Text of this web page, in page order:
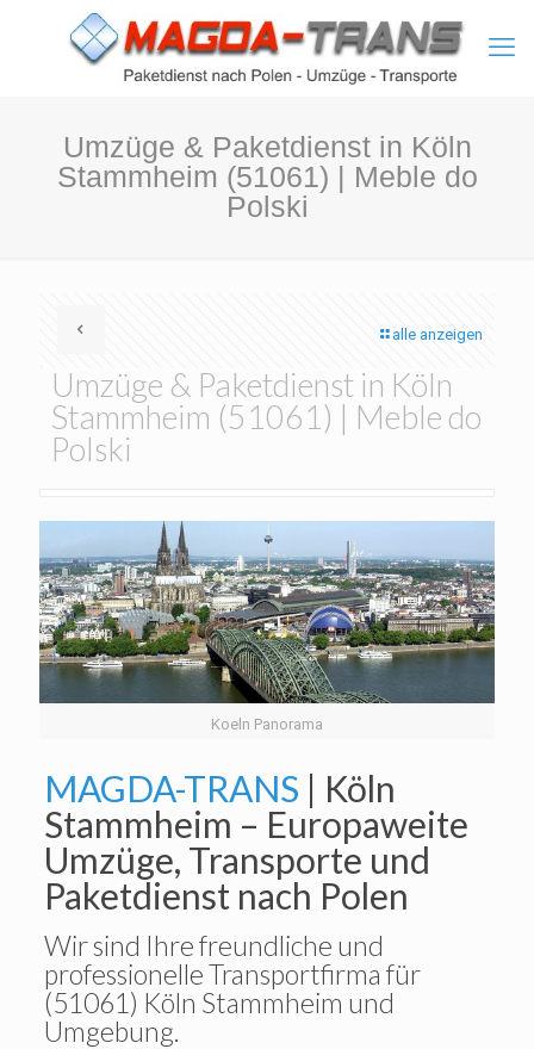
Umzüge & Paketdienst in Köln
Stammheim (51061) | Meble do
Polski
alle anzeigen
Umzüge & Paketdienst in Köln
Stammheim (51061) | Meble do
Polski
Koeln Panorama
MAGDA-TRANS | Köln
Stammheim – Europaweite
Umzüge, Transporte und
Paketdienst nach Polen
Wir sind Ihre freundliche und
professionelle Transportfirma für
(51061) Köln Stammheim und
Umgebung.